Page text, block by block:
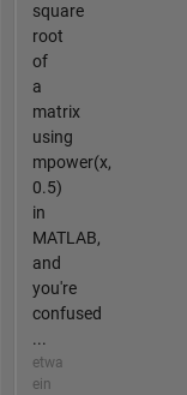
square
root
of
a
matrix
using
mpower(x,
0.5)
in
MATLAB,
and
you're
confused
...
etwa
ein